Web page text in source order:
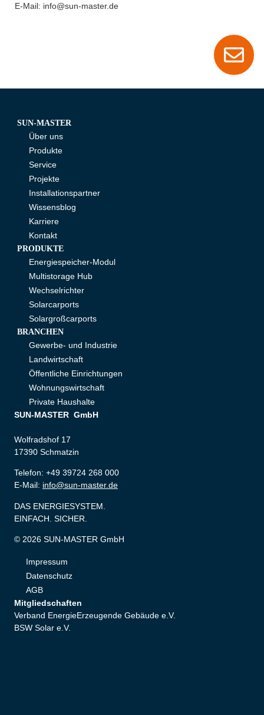
E-Mail: info@sun-master.de
SUN-MASTER
Über uns
Produkte
Service
Projekte
Installationspartner
Wissensblog
Karriere
Kontakt
PRODUKTE
Energiespeicher-Modul
Multistorage Hub
Wechselrichter
Solarcarports
Solargroßcarports
BRANCHEN
Gewerbe- und Industrie
Landwirtschaft
Öffentliche Einrichtungen
Wohnungswirtschaft
Private Haushalte
SUN-MASTER GmbH
Wolfradshof 17
17390 Schmatzin
Telefon: +49 39724 268 000
E-Mail: info@sun-master.de
DAS ENERGIESYSTEM.
EINFACH. SICHER.
© 2026 SUN-MASTER GmbH
Impressum
Datenschutz
AGB
Mitgliedschaften
Verband EnergieErzeugende Gebäude e.V.
BSW Solar e.V.